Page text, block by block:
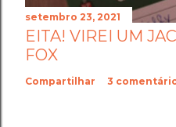
setembro 23, 2021
EITA! VIREI UM
FOX
Compartilhar 3